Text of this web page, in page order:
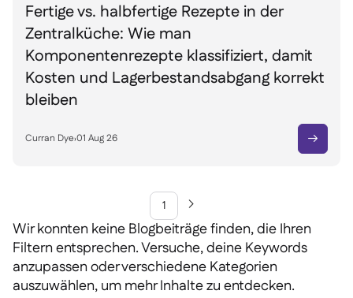
Fertige vs. halbfertige Rezepte in der
Zentralküche: Wie man
Komponentenrezepte klassifiziert, damit
Kosten und Lagerbestandsabgang korrekt
bleiben
Curran Dye›01 Aug 26 
1 
Wir konnten keine Blogbeiträge finden, die Ihren
Filtern entsprechen. Versuche, deine Keywords
anzupassen oder verschiedene Kategorien
auszuwählen, um mehr Inhalte zu entdecken.